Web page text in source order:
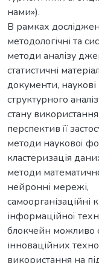
нами»).
В рамках
методологічні та
методи аналізу
статистичні
документи, наукові
структурного
стану
перспектив її
методи наукової
кластеризація
методи
нейронні мережі,
самоорганізаційні
інформаційної
блокчейн можливо
інноваційних
використання на